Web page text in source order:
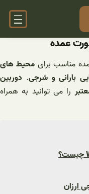
عمده
مناسب برای محیط های
بارانی و شرجی. دوربین
را می توانید به همراه
ارزان